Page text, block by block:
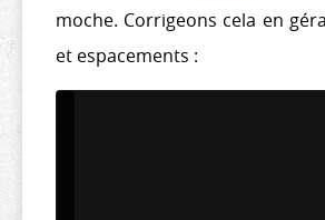
moche. Corrigeons cela en
et espacements :